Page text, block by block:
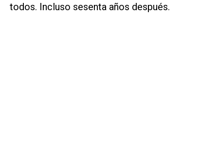
todos. Incluso sesenta años después.